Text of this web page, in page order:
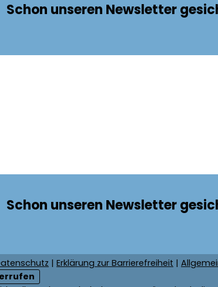
Schon unseren Newsletter
Schon unseren Newsletter
| Erklärung zur Barrierefreiheit |